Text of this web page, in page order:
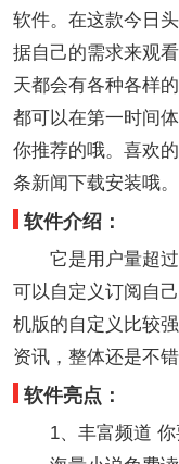
软件。在这款今日
据自己的需求来观
天都会有各种各样
都可以在第一时间
你推荐的哦。喜欢
条新闻下载安装哦。
软件介绍：
它是用户量超过
可以自定义订阅自
机版的自定义比较
资讯，整体还是不
软件亮点：
1、丰富频道 你